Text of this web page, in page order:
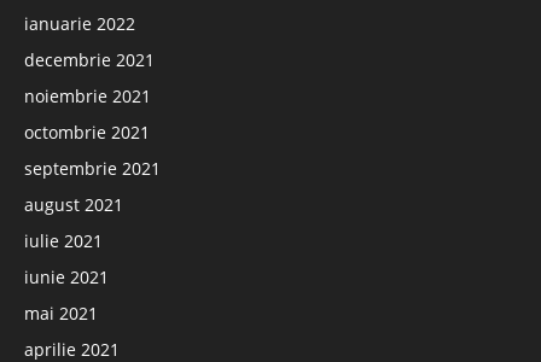
ianuarie 2022
decembrie 2021
noiembrie 2021
octombrie 2021
septembrie 2021
august 2021
iulie 2021
iunie 2021
mai 2021
aprilie 2021